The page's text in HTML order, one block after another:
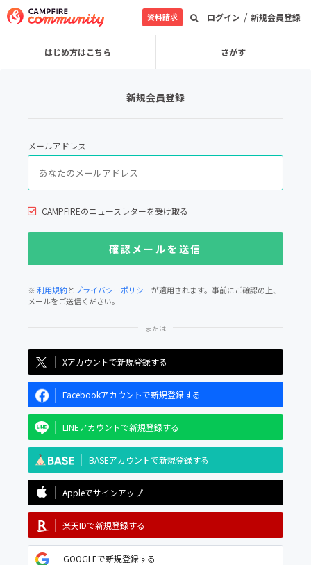
ログイン / 新規会員登録
資料請求
はじめ方はこちら さがす
新規会員登録
メールアドレス
CAMPFIREのニュースレターを受け取る
※利用規約とプライバシーポリシーが適用されます。事前にご確認の上、
メールをご送信ください。
Xアカウントで新規登録する
Facebookアカウントで新規登録する
LINEアカウントで新規登録する
BASEアカウントで新規登録する
Appleでサインアップ
楽天IDで新規登録する
GOOGLEで新規登録する